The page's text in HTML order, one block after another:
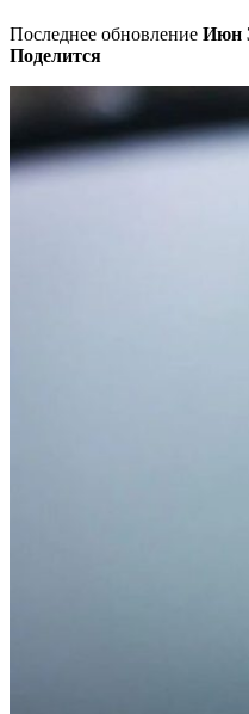
Последнее обновление Июн
Поделится